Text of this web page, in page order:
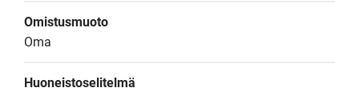
Omistusmuoto
Oma
Huoneistoselitelmä